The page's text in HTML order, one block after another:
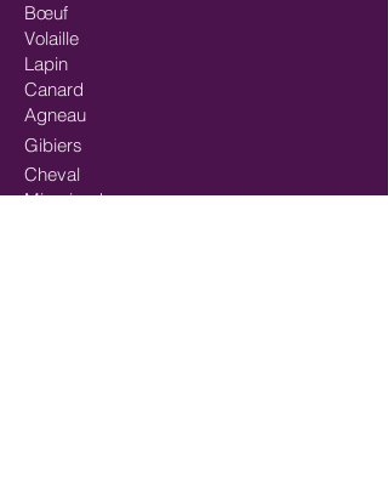
Bœuf
Volaille
Lapin
Canard
Agneau
Gibiers
Cheval
Mix-viandes